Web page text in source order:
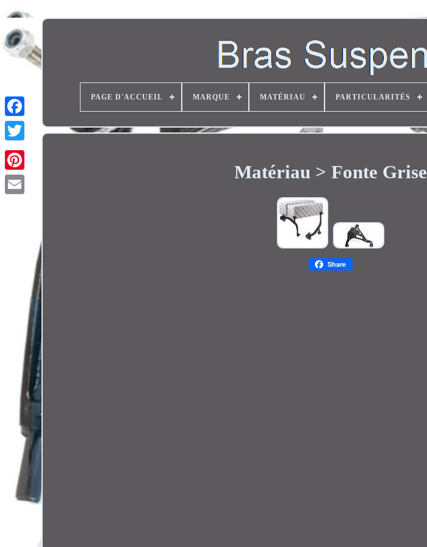
Twitter
PAGE D'ACCUEIL MARQUE MATÉRIAU PARTICULARITÉS
Matériau > Fonte Grise
Share